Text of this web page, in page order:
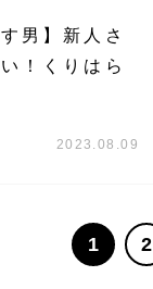
男】新人さ
！くりはら
2023.08.09
1 2